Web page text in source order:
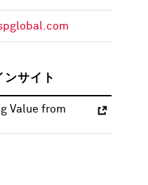
ンサイト
Value from